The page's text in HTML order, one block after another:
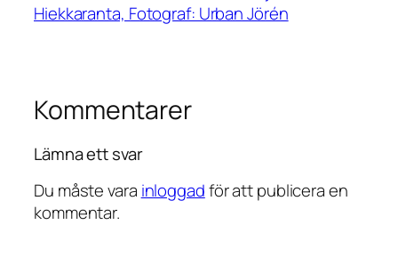
Hiekkaranta, Fotograf: Urban Jörén
Kommentarer
Lämna ett svar
Du måste vara inloggadför att publicera en
kommentar.